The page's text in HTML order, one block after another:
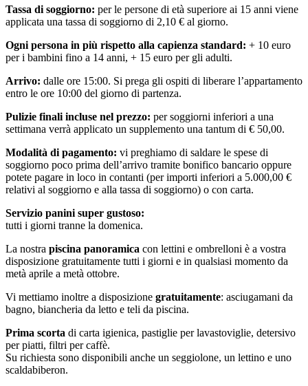
Tassa di soggiorno: per le persone di età superiore ai 15 anni viene
applicata una tassa di soggiorno di 2,10 € al giorno.
Ogni persona in più rispetto alla capienza standard: + 10 euro
per i bambini fino a 14 anni, + 15 euro per gli adulti.
Arrivo: dalle ore 15:00. Si prega gli ospiti di liberare l’appartamento
entro le ore 10:00 del giorno di partenza.
Pulizie finali incluse nel prezzo: per soggiorni inferiori a una
settimana verrà applicato un supplemento una tantum di € 50,00.
Modalità di pagamento: vi preghiamo di saldare le spese di
soggiorno poco prima dell’arrivo tramite bonifico bancario oppure
potete pagare in loco in contanti (per importi inferiori a 5.000,00 €
relativi al soggiorno e alla tassa di soggiorno) o con carta.
Servizio panini super gustoso:
tutti i giorni tranne la domenica.
La nostra piscina panoramica con lettini e ombrelloni è a vostra
disposizione gratuitamente tutti i giorni e in qualsiasi momento da
metà aprile a metà ottobre.
Vi mettiamo inoltre a disposizione gratuitamente: asciugamani da
bagno, biancheria da letto e teli da piscina.
Prima scorta di carta igienica, pastiglie per lavastoviglie, detersivo
per piatti, filtri per caffè.
Su richiesta sono disponibili anche un seggiolone, un lettino e uno
scaldabiberon.